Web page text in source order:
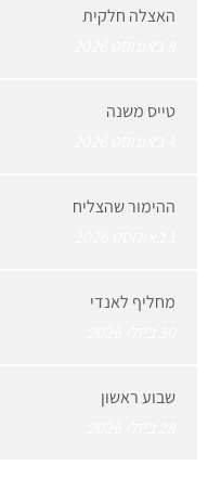
האצלה חלקית
טייס משנה
ההימור שהצליח
מחליף לאנדי
שבוע ראשון